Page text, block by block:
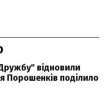
відновили
поділило